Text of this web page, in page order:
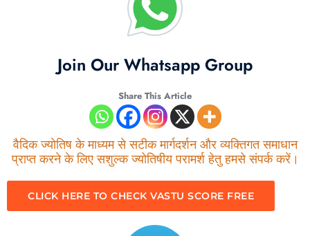
Join Our Whatsapp Group
Share This Article
वैदिक ज्योतिष के माध्यम से सटीक मार्गदर्शन और व्यक्तिगत समाधान
प्राप्त करने के लिए सशुल्क ज्योतिषीय परामर्श हेतु हमसे संपर्क करें।
CLICK HERE TO CHECK VASTU SCORE FREE